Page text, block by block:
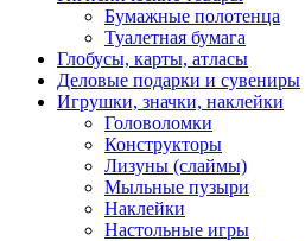
Бумажные полотенца
Туалетная бумага
Глобусы, карты, атласы
Деловые подарки и сувениры
Игрушки, значки, наклейки
Головоломки
Конструкторы
Лизуны (слаймы)
Мыльные пузыри
Наклейки
Настольные игры